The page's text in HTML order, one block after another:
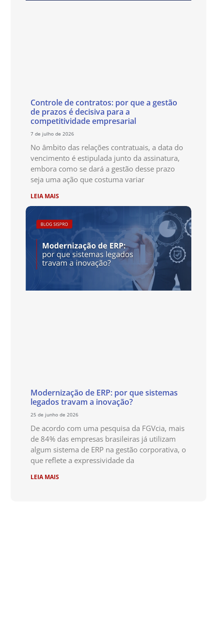
Controle de contratos: por que a gestão
de prazos é decisiva para a
competitividade empresarial
7 de julho de 2026
No âmbito das relações contratuais, a data do
vencimento é estipulada junto da assinatura,
embora como se dará a gestão desse prazo
seja uma ação que costuma variar
LEIA MAIS
Modernização de ERP: por que sistemas
legados travam a inovação?
25 de junho de 2026
De acordo com uma pesquisa da FGVcia, mais
de 84% das empresas brasileiras já utilizam
algum sistema de ERP na gestão corporativa, o
que reflete a expressividade da
LEIA MAIS